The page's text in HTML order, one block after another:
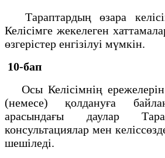
Тараптардың өзара
Келісімге жекелеген
өзгерістер енгізілуі мүмкін.
10-бап
Осы Келісімнің ережелерін
(немесе) қолдануға
арасындағы даулар
консультациялар мен
шешіледі.